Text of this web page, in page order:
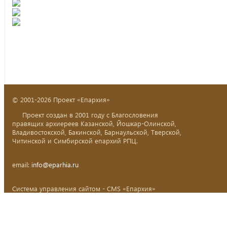
© 2001-2026 Проект «Епархия»
Проект создан в 2001 году с Благословения
правящих архиереев Казанской, Йошкар-Олинской,
Владивостокской, Бакинской, Барнаульской, Тверской,
Читинской и Симбирской епархий РПЦ.
email: info@eparhia.ru
Система управления сайтом - CMS «Епархия»